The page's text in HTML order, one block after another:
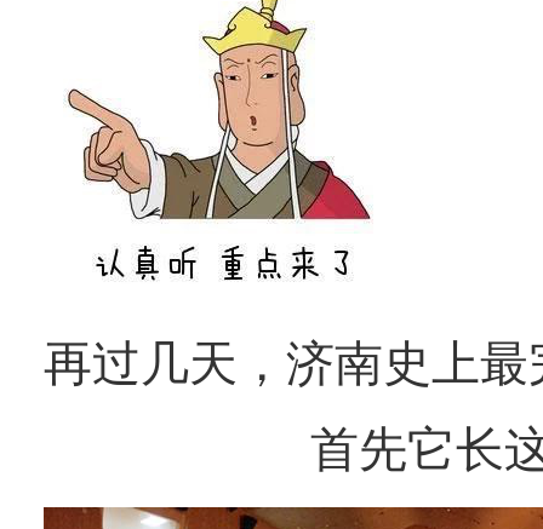
再过几天，济南史上
首先它长这